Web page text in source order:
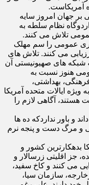
آمریکاست.
بر جهان امروز سایه
نظام سلطه به
تلاش می کنند.
عمومی را سم مهلک
می کنند. تلاش های
شبکه های صهیونیستی آن
هنوز نسبت به
بهداشتی،
ایالات متحده آمریکا
آگاهی لازم را
و باور نداردکه ده ها
و مرگ دست و پنجه نرم
بدهکارترین کشور و
جز اقلیتی زرسالار و
می کنند و کاخ سفید،
سازمان سیا،